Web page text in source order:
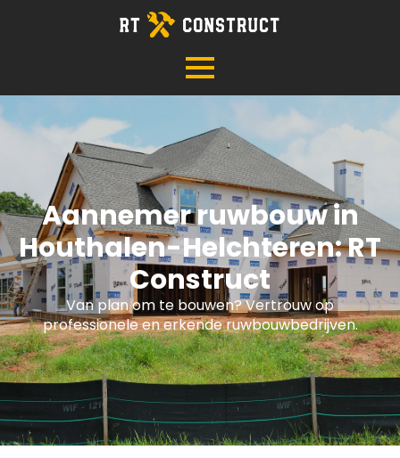
Aannemer ruwbouw in
Houthalen-Helchteren: RT
Construct
Van plan om te bouwen? Vertrouw op
professionele en erkende ruwbouwbedrijven.